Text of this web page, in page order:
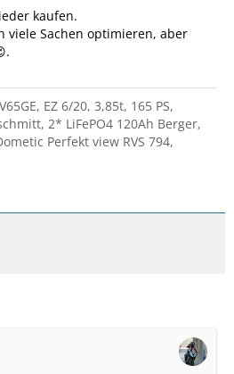
kaufen.
viele Sachen optimieren, aber
EZ 6/20, 3,85t, 165 PS,
2* LiFePO4 120Ah Berger,
Perfekt view RVS 794,